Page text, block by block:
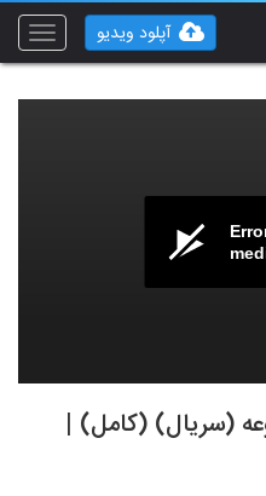
Toggle
آپلود ویدیو
(سریال) (کامل) |